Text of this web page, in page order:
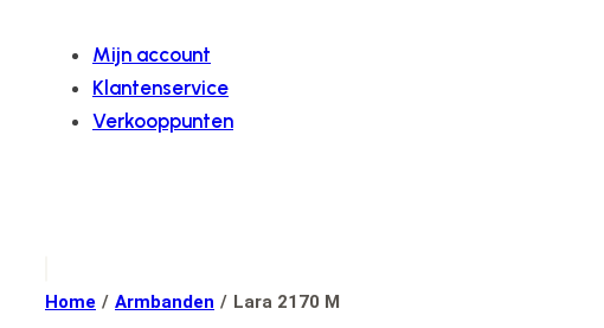
Mijn account
Klantenservice
Verkooppunten
Home / Armbanden / Lara 2170 M